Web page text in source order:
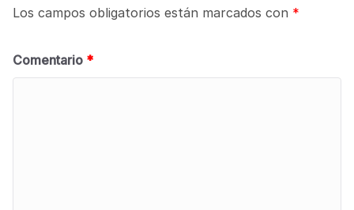
Los campos obligatorios están marcados con *
Comentario *